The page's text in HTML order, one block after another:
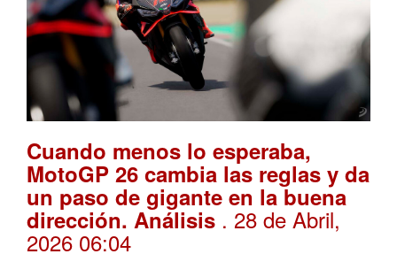
Cuando menos lo esperaba,
MotoGP 26 cambia las reglas y da
un paso de gigante en la buena
dirección. Análisis . 28 de Abril,
2026 06:04